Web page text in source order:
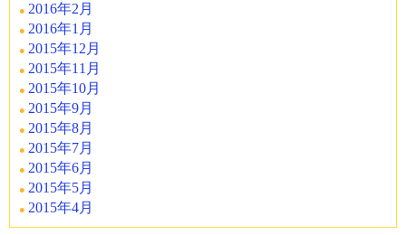
2016年2月
2016年1月
2015年12月
2015年11月
2015年10月
2015年9月
2015年8月
2015年7月
2015年6月
2015年5月
2015年4月